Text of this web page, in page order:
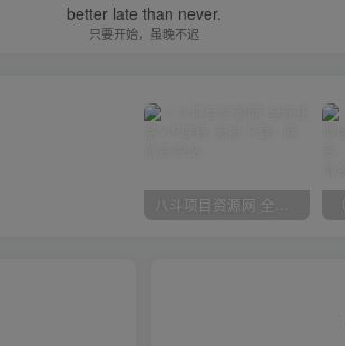
better late than never.
只要开始，虽晚不迟
八斗项目资源网 全网正品VIP课程 无损下载~